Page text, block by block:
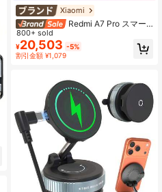
Xiaomi
Redmi A7 Pro スマー
トフォン グローバル版、Xiaomi Hyp
erIsland、没入感のある6.9インチデ
ィスプレイ 120Hz高リフレッシュレ
ート、強力なオクタコアプロセッ
ー、強力なオクタコアプロセッサ、
ウェットタッチテクノロジー 2.0、G
oogle Gemini、洗練されたデザイン
800+ sold
¥20,503 -5%
割引金額 ¥1,079